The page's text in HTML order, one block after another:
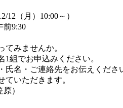
（月）10:00～）
前9:30
てみませんか。
組でお申込みください。
氏名・ご連絡先をお伝えくださ
ていただきます。
）